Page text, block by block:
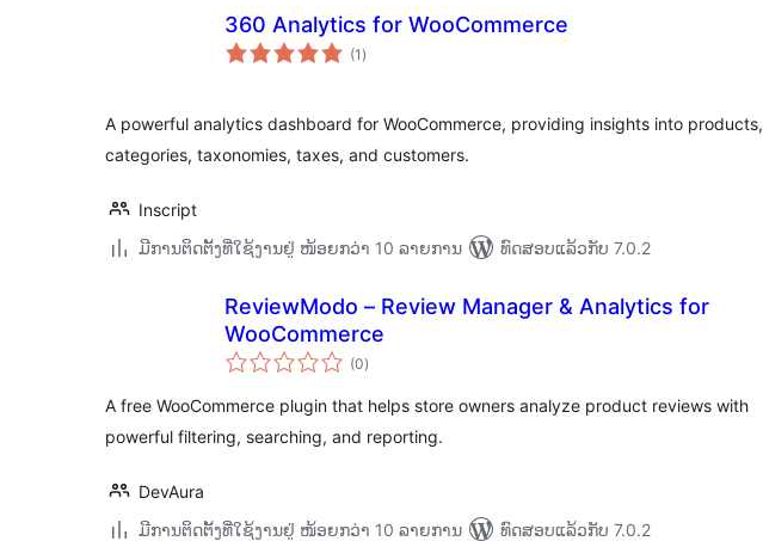
360 Analytics for WooCommerce
(1 ຄະແນນ
ທັງໝົດ
)
A powerful analytics dashboard for WooCommerce, providing insights into products,
categories, taxonomies, taxes, and customers.
Inscript
ມີການຕິດຕັ້ງທີ່ໃຊ້ງານຢູ່ ໜ້ອຍກວ່າ 10 ລາຍການ
ທົດສອບແລ້ວກັບ 7.0.2
ReviewModo – Review Manager & Analytics for
WooCommerce
(0ຄະແນນ
ທັງໝົດ
)
A free WooCommerce plugin that helps store owners analyze product reviews with
powerful filtering, searching, and reporting.
DevAura
ມີການຕິດຕັ້ງທີ່ໃຊ້ງານຢູ່ ໜ້ອຍກວ່າ 10 ລາຍການ
ທົດສອບແລ້ວກັບ 7.0.2